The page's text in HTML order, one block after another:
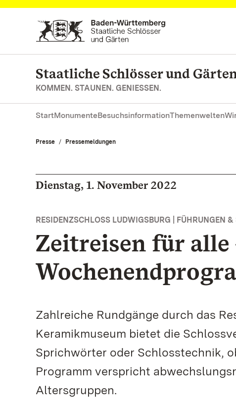
Zum Hauptinhalt springen
Staatliche Schlösser und
KOMMEN. STAUNEN. GENIESSEN.
StartMonumenteBesuchsinformationThemenwelten
Presse Pressemeldungen
Dienstag, 1. November 2022
RESIDENZSCHLOSS LUDWIGSBURG | FÜHRUNGEN
Zeitreisen für alle
Zahlreiche Rundgänge durch das
Keramikmuseum bietet die
Sprichwörter oder Schlosstechnik,
Programm verspricht
Altersgruppen.